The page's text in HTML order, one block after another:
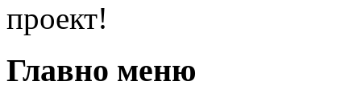
проект!
Главно меню